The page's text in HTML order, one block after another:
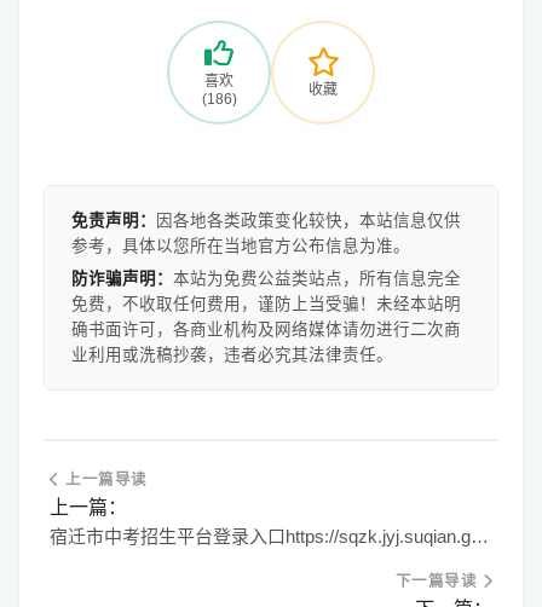
喜欢
(186)
收藏
免责声明：
因各地各类政策变化较快，本站信息仅供
参考，具体以您所在当地官方公布信息为准。
防诈骗声明： 本站为免费公益类站点，所有信息完全
免费，不收取任何费用，谨防上当受骗！未经本站明
确书面许可，各商业机构及网络媒体请勿进行二次商
业利用或洗稿抄袭，违者必究其法律责任。
上一篇导读
上一篇：
宿迁市中考招生平台登录入口https://sqzk.jyj.suqian.gov.cn/
下一篇导读